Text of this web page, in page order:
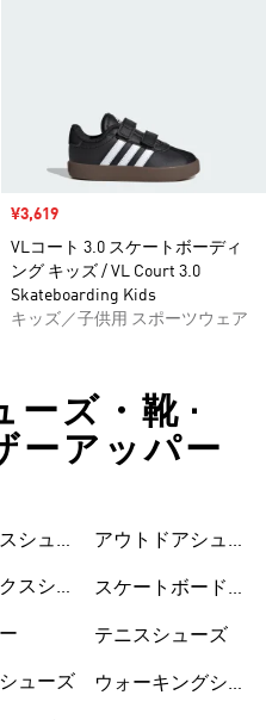
セール価格
¥3,619
VLコート 3.0 スケートボーディ
ング キッズ / VL Court 3.0
Skateboarding Kids
キッズ／子供用 スポーツウェア
ーズ・靴 •
ーアッパー
シュー
スシュ
ューズ
シューズ
アウトドアシュー
スケートボードシ
テニスシューズ
ウォーキングシュ